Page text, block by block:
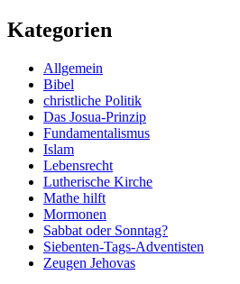
Kategorien
Allgemein
Bibel
christliche Politik
Das Josua-Prinzip
Fundamentalismus
Islam
Lebensrecht
Lutherische Kirche
Mathe hilft
Mormonen
Sabbat oder Sonntag?
Siebenten-Tags-Adventisten
Zeugen Jehovas